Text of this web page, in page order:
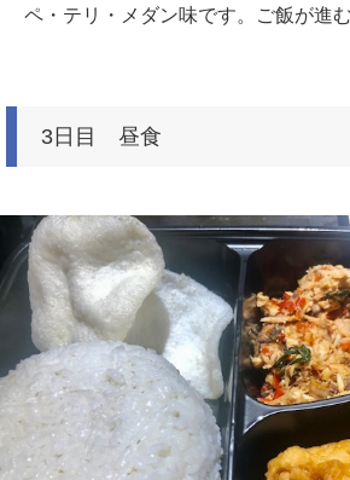
ペ・テリ・メダン味です。ご飯が進
3日目 昼食